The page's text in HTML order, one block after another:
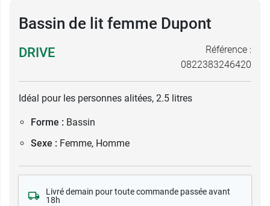
Bassin de lit femme Dupont
DRIVE
Référence :
0822383246420
Idéal pour les personnes alitées, 2.5 litres
Forme : Bassin
Sexe : Femme, Homme
Livré demain pour toute commande passée avant
18h